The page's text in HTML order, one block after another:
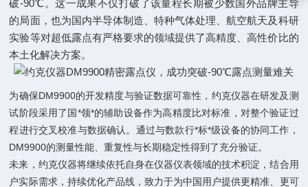
破-90℃。这一成果不仅打破了该量程长期被少数国外品牌主导
的局面，也为国内半导体制造、特种气体处理、航空航天及科研
实验等对超低露点有严格要求的领域提供了高精度、高性价比的
本土化解决方案。
为确保DM9900的开发精度与验证数据可靠性，约克仪器在研发及测
试阶段采用了国*领*的辅助设备作为高精度比对标准，对整个验证过
程进行交叉校准与数据确认。通过与数款行*标*级设备的协同工作，
DM9900的测量性能、重复性与长期稳定性得到了充分验证。
未来，约克仪器将继续依托自身在仪器仪表领域的技术积淀，结合用
户实际需求，持续优化产品线，致力于为中国用户提供更精准、更可